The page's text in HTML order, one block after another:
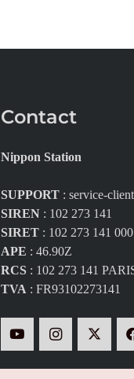
Contact
Nippon Station
SUPPORT: service-
SIREN: 102 273 141
SIRET: 102 273 141
APE : 46.90Z
RCS: 102 273 141
TVA: FR93102273141